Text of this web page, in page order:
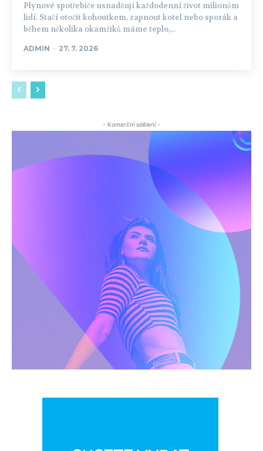
Plynové spotřebiče usnadňují každodenní život milionům
lidí. Stačí otočit kohoutkem, zapnout kotel nebo sporák a
během několika okamžiků máme teplo,...
ADMIN - 27. 7. 2026
- Komerční sdělení -